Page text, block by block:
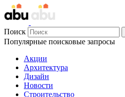
Поиск
Популярные поисковые запросы
Акции
Архитектура
Дизайн
Новости
Строительство